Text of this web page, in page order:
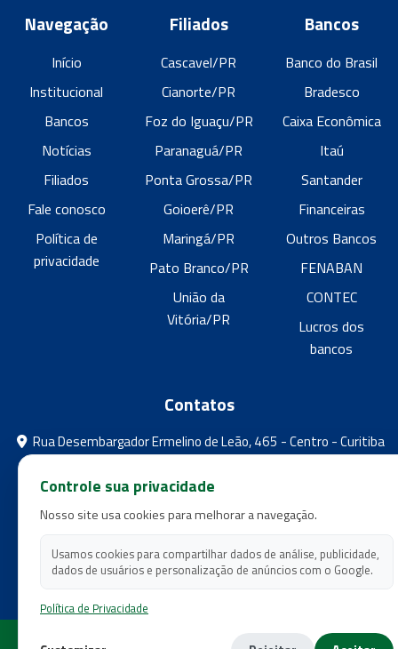
Navegação
Início
Institucional
Bancos
Notícias
Filiados
Fale conosco
Política de
privacidade
Filiados
Cascavel/PR
Cianorte/PR
Foz do Iguaçu/PR
Paranaguá/PR
Ponta Grossa/PR
Goioerê/PR
Maringá/PR
Pato Branco/PR
União da
Vitória/PR
Bancos
Banco do Brasil
Bradesco
Caixa Econômica
Itaú
Santander
Financeiras
Outros Bancos
FENABAN
CONTEC
Lucros dos
bancos
Contatos
Rua Desembargador Ermelino de Leão, 465 - Centro - Curitiba
- Paraná
feebpr@gmail.com
(41) 3224-5573
(41) 3224-5525
Copyright 2026 - Federação dos Empregados em Estabelecimentos
Controle sua privacidade
Nosso site usa cookies para melhorar a navegação.
Usamos cookies para compartilhar dados de análise, publicidade,
dados de usuários e personalização de anúncios com o Google.
Política de Privacidade